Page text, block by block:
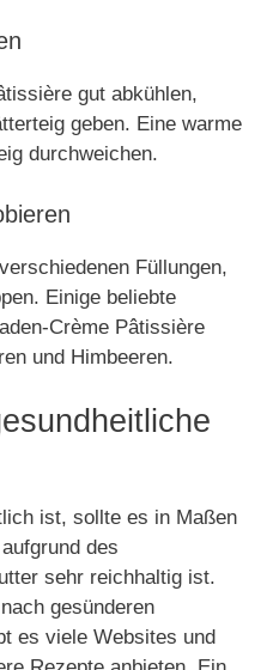
gut abkühlen,
geben. Eine warme
durchweichen.
Füllungen,
Einige beliebte
Crème Pâtissière
und Himbeeren.
ist, sollte es in Maßen
des
sehr reichhaltig ist.
gesünderen
es viele Websites und